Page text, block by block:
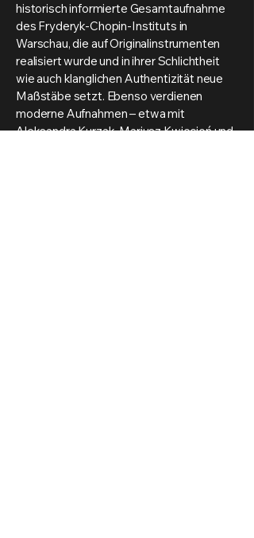
historisch informierte Gesamtaufnahme
des Fryderyk-Chopin-Instituts in
Warschau, die auf Originalinstrumenten
realisiert wurde und in ihrer Schlichtheit
wie auch klanglichen Authentizität neue
Maßstäbe setzt. Ebenso verdienen
moderne Aufnahmen – etwa mit
Aleksandra Kurzak, Mariusz Kwiecień und